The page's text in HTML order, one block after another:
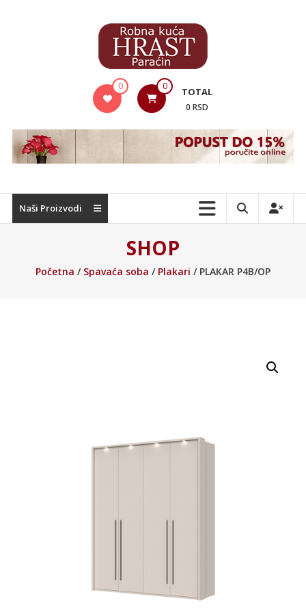
Nameštaj
0 0 TOTAL
0 RSD
Naši Proizvodi
SHOP
Početna / Spavaća soba / Plakari / PLAKAR P4B/OP